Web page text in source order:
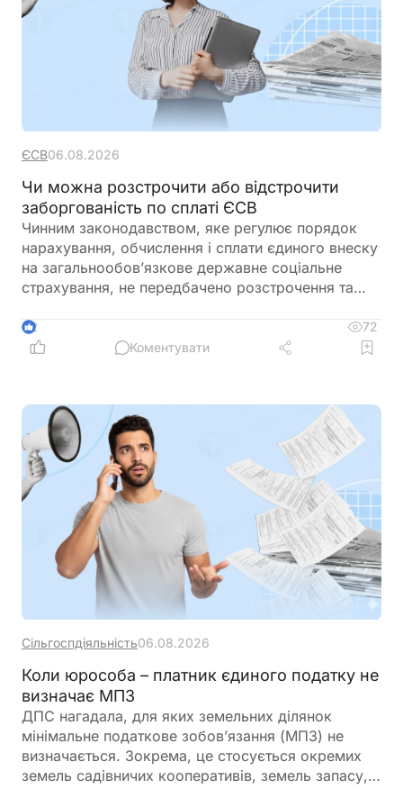
ЄСВ06.08.2026
Чи можна розстрочити або відстрочити
заборгованість по сплаті ЄСВ
Чинним законодавством, яке регулює порядок
нарахування, обчислення і сплати єдиного внеску
на загальнообов’язкове державне соціальне
страхування, не передбачено розстрочення та
внеску
2
72
Коментувати
Сільгоспдіяльність06.08.2026
Коли юрособа – платник єдиного податку не
визначає МПЗ
ДПС нагадала, для яких земельних ділянок
мінімальне податкове зобов’язання (МПЗ) не
визначається. Зокрема, це стосується окремих
земель садівничих кооперативів, земель запасу,